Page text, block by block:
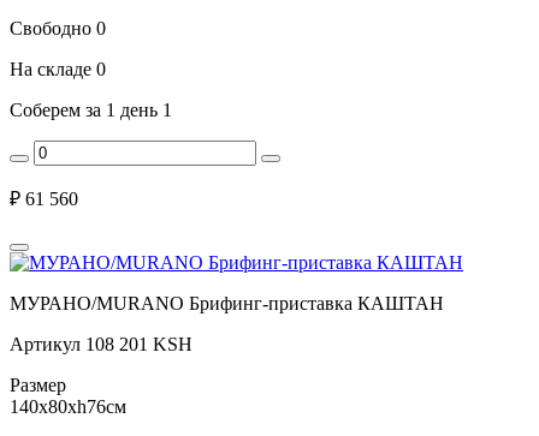
Свободно 0
На складе 0
Соберем за 1 день 1
₽ 61 560
МУРАНО/MURANO Брифинг-приставка КАШТАН
Артикул 108 201 KSH
Размер
140x80xh76см